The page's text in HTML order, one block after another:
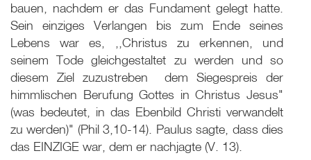
bauen, nachdem er das Fundament gelegt hatte.
Sein einziges Verlangen bis zum Ende seines
Lebens war es, ,,Christus zu erkennen, und
seinem Tode gleichgestaltet zu werden und so
diesem Ziel zuzustreben ­ dem Siegespreis der
himmlischen Berufung Gottes in Christus Jesus"
(was bedeutet, in das Ebenbild Christi verwandelt
zu werden)" (Phil 3 ,10-14). Paulus sagte, dass dies
das EINZIGE war, dem er nachjagte (V. 13).